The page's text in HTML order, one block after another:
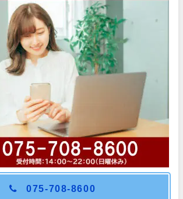
075-708-8600